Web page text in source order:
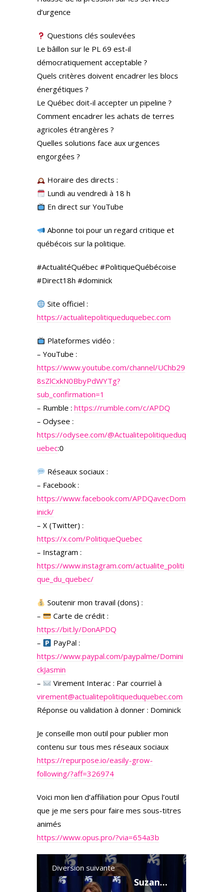
d’urgence
Questions clés soulevées
Le bâillon sur le PL 69 est-il
démocratiquement acceptable ?
Quels critères doivent encadrer les blocs
énergétiques ?
Le Québec doit-il accepter un pipeline ?
Comment encadrer les achats de terres
agricoles étrangères ?
Quelles solutions face aux urgences
engorgées ?
Horaire des directs :
Lundi au vendredi à 18 h
En direct sur YouTube
Abonne toi pour un regard critique et
québécois sur la politique.
#ActualitéQuébec #PolitiqueQuébécoise
#Direct18h #dominick
Site officiel :
https://actualitepolitiqueduquebec.com
Plateformes vidéo :
– YouTube :
https://www.youtube.com/channel/UChb29
8sZlCxkN0BbyPdWYTg?
sub_confirmation=1
– Rumble : https://rumble.com/c/APDQ
– Odysee :
https://odysee.com/@Actualitepolitiqueduq
uebec:0
Réseaux sociaux :
– Facebook :
https://www.facebook.com/APDQavecDom
inick/
– X (Twitter) :
https://x.com/PolitiqueQuebec
– Instagram :
https://www.instagram.com/actualite_politi
que_du_quebec/
Soutenir mon travail (dons) :
–
Carte de crédit :
https://bit.ly/DonAPDQ
–
PayPal :
https://www.paypal.com/paypalme/Domini
ckJasmin
–
Virement Interac : Par courriel à
virement@actualitepolitiqueduquebec.com
Réponse ou validation à donner : Dominick
Je conseille mon outil pour publier mon
contenu sur tous mes réseaux sociaux
https://repurpose.io/easily-grow-
following/?aff=326974
Voici mon lien d’affiliation pour Opus l’outil
que je me sers pour faire mes sous-titres
animés
https://www.opus.pro/?via=654a3b
Diversion suivante
Suzanne Roy dévoile le rapport sur l’identité de genre - 3 juin 2025